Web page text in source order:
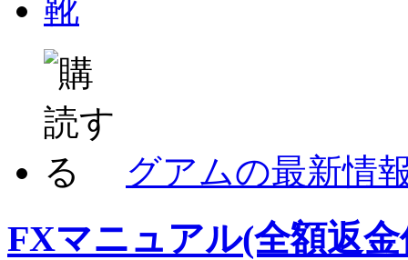
靴
グアムの最新情
FXマニュアル(全額返金